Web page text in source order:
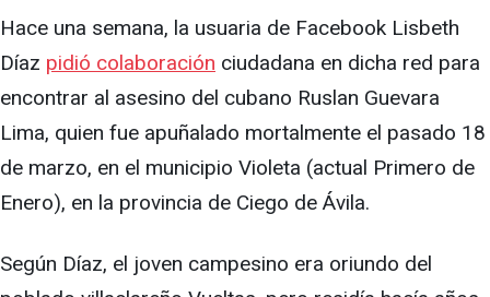
Hace una semana, la usuaria de Facebook Lisbeth
Díaz pidió colaboración ciudadana en dicha red para
encontrar al asesino del cubano Ruslan Guevara
Lima, quien fue apuñalado mortalmente el pasado 18
de marzo, en el municipio Violeta (actual Primero de
Enero), en la provincia de Ciego de Ávila.
Según Díaz, el joven campesino era oriundo del